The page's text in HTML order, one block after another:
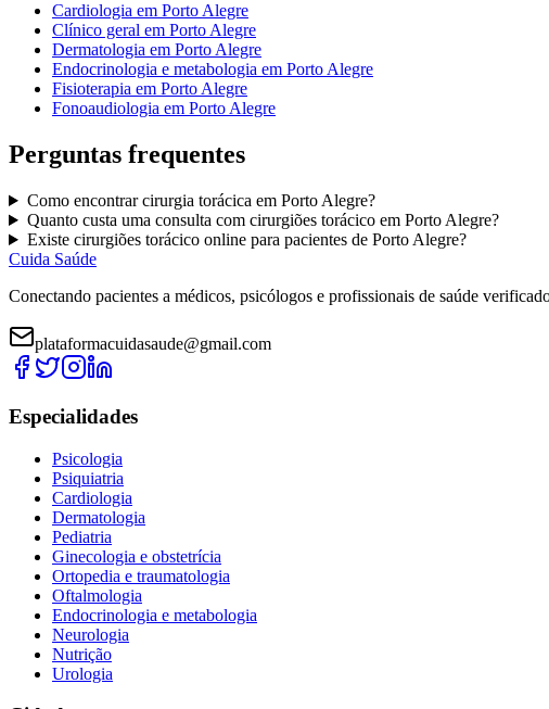
Cardiologia em Porto Alegre
Clínico geral em Porto Alegre
Dermatologia em Porto Alegre
Endocrinologia e metabologia em Porto Alegre
Fisioterapia em Porto Alegre
Fonoaudiologia em Porto Alegre
Perguntas frequentes
Como encontrarcirurgia torácica em Porto Alegre?
Quanto custa uma consulta com cirurgiões torácicoem Porto Alegre?
Existe cirurgiões torácicoonline para pacientes de Porto Alegre?
Cuida Saúde
Conectando pacientes a médicos, psicólogos e profissionais de saúde
plataformacuidasaude@gmail.com
Especialidades
Psicologia
Psiquiatria
Cardiologia
Dermatologia
Pediatria
Ginecologia e obstetrícia
Ortopedia e traumatologia
Oftalmologia
Endocrinologia e metabologia
Neurologia
Nutrição
Urologia